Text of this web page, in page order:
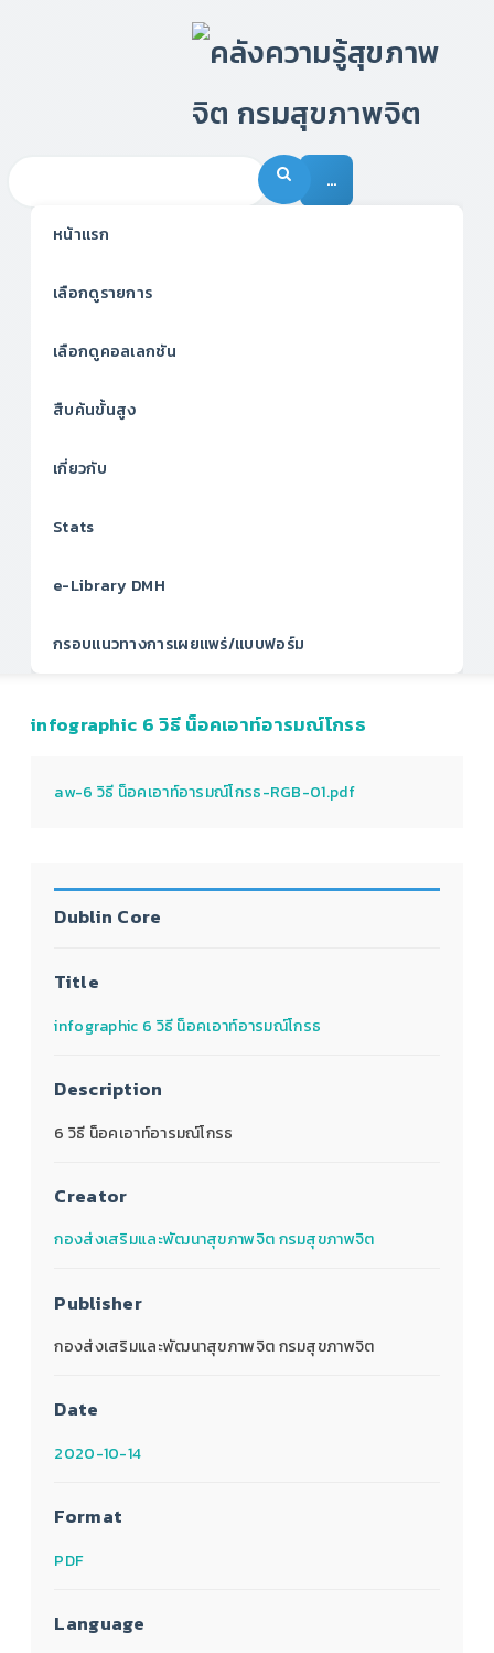
…
หน้าแรก
เลือกดูรายการ
เลือกดูคอลเลกชัน
สืบค้นขั้นสูง
เกี่ยวกับ
Stats
e-Library DMH
กรอบแนวทางการเผยแพร่/แบบฟอร์ม
infographic 6 วิธี น็อคเอาท์อารมณ์โกรธ
aw-6 วิธี น็อคเอาท์อารมณ์โกรธ-RGB-01.pdf
Dublin Core
Title
infographic 6 วิธี น็อคเอาท์อารมณ์โกรธ
Description
6 วิธี น็อคเอาท์อารมณ์โกรธ
Creator
กองส่งเสริมและพัฒนาสุขภาพจิต กรมสุขภาพจิต
Publisher
กองส่งเสริมและพัฒนาสุขภาพจิต กรมสุขภาพจิต
Date
2020-10-14
Format
PDF
Language